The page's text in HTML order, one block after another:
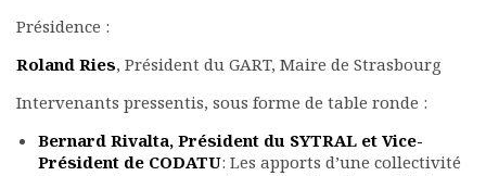
Présidence :
Roland Ries, Président du GART, Maire de Strasbourg
Intervenants pressentis, sous forme de table ronde :
Bernard Rivalta, Président du SYTRAL et Vice-
Président de CODATU: Les apports d’une collectivité